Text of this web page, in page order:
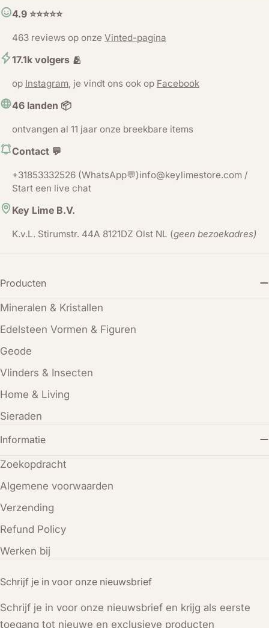
4.9 ⭐️⭐️⭐️⭐️⭐️
463 reviews op onze Vinted-pagina
17.1k volgers 🫂
op Instagram, je vindt ons ook op Facebook
46 landen 📦
ontvangen al 11 jaar onze breekbare items
Contact 💬
+31853332526 (WhatsApp💬)info@keylimestore.com /
Start een live chat
Key Lime B.V.
K.v.L. Stirumstr. 44A 8121DZ Olst NL (geen bezoekadres)
Schrijf je in voor onze nieuwsbrief
Schrijf je in voor onze nieuwsbrief en krijg als eerste
toegang tot nieuwe en exclusieve producten
Producten
Mineralen & Kristallen
Edelsteen Vormen & Figuren
Geode
Vlinders & Insecten
Home & Living
Sieraden
Informatie
Zoekopdracht
Algemene voorwaarden
Verzending
Refund Policy
Werken bij